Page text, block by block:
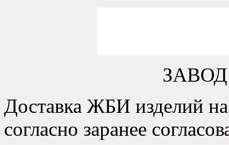
Доставка ЖБИ изделий на
согласно заранее